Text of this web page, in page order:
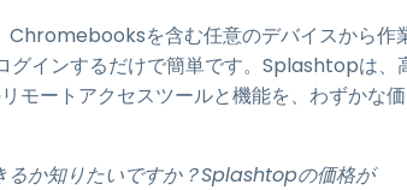
を含む任意のデバイスから作
グインするだけで簡単です。Splashtopは、
モートアクセスツールと機能を、わずかな価
か知りたいですか？Splashtopの価格が